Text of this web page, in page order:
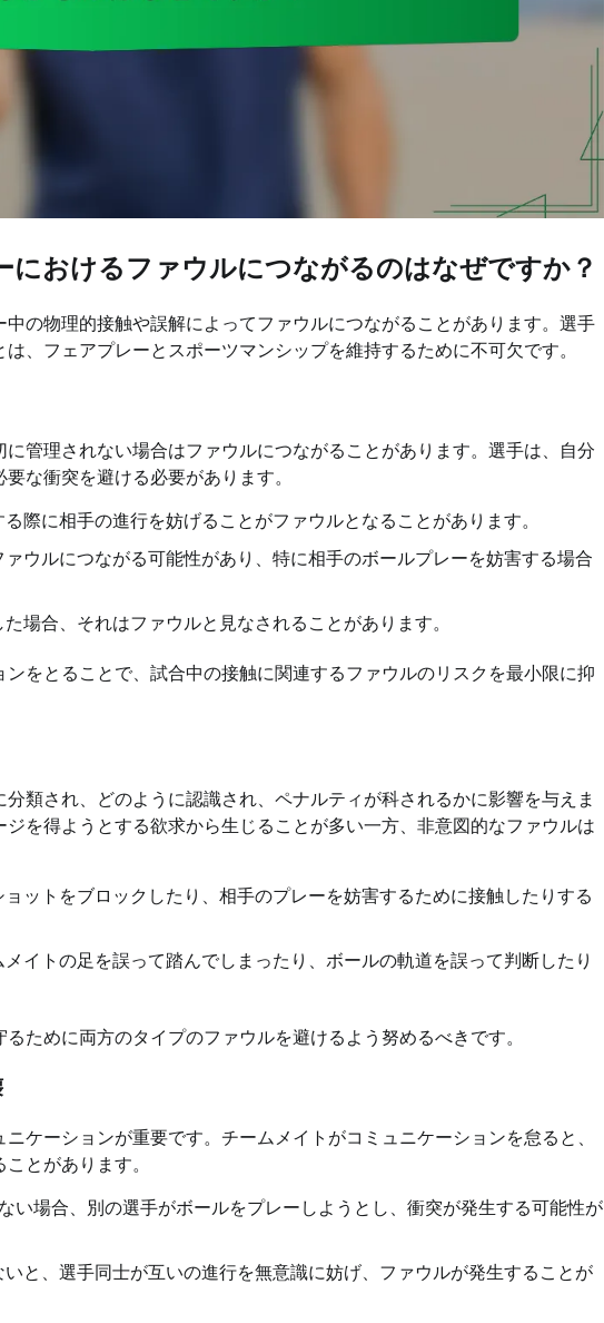
におけるファウルにつながるのはなぜですか？
の物理的接触や誤解によってファウルにつながることがあります。選手
、フェアプレーとスポーツマンシップを維持するために不可欠です。
管理されない場合はファウルにつながることがあります。選手は、自分
な衝突を避ける必要があります。
際に相手の進行を妨げることがファウルとなることがあります。
ウルにつながる可能性があり、特に相手のボールプレーを妨害する場合
場合、それはファウルと見なされることがあります。
をとることで、試合中の接触に関連するファウルのリスクを最小限に抑
類され、どのように認識され、ペナルティが科されるかに影響を与えま
を得ようとする欲求から生じることが多い一方、非意図的なファウルは
ットをブロックしたり、相手のプレーを妨害するために接触したりする
イトの足を誤って踏んでしまったり、ボールの軌道を誤って判断したり
ために両方のタイプのファウルを避けるよう努めるべきです。
ケーションが重要です。チームメイトがコミュニケーションを怠ると、
とがあります。
い場合、別の選手がボールをプレーしようとし、衝突が発生する可能性が
と、選手同士が互いの進行を無意識に妨げ、ファウルが発生することが